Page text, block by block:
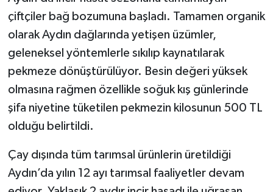
çiftçiler bağ bozumuna başladı. Tamamen organik
olarak Aydın dağlarında yetişen üzümler,
geleneksel yöntemlerle sıkılıp kaynatılarak
pekmeze dönüştürülüyor. Besin değeri yüksek
olmasına rağmen özellikle soğuk kış günlerinde
şifa niyetine tüketilen pekmezin kilosunun 500 TL
olduğu belirtildi.
Çay dışında tüm tarımsal ürünlerin üretildiği
Aydın’da yılın 12 ayı tarımsal faaliyetler devam